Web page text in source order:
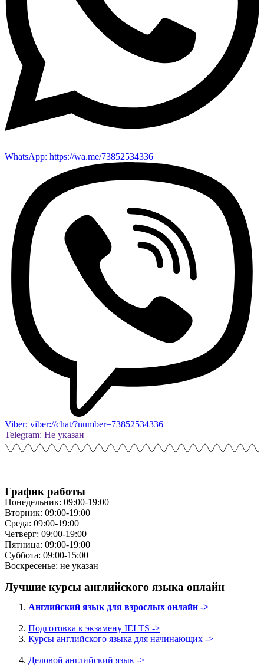
WhatsApp: https://wa.me/73852534336
Viber: viber://chat/?number=73852534336
Telegram: Не указан
График работы
Понедельник: 09:00-19:00
Вторник: 09:00-19:00
Среда: 09:00-19:00
Четверг: 09:00-19:00
Пятница: 09:00-19:00
Суббота: 09:00-15:00
Воскресенье: не указан
Лучшие курсы английского языка онлайн
Английский язык для взрослых онлайн ->
Подготовка к экзамену IELTS ->
Курсы английского языка для начинающих ->
Деловой английский язык ->